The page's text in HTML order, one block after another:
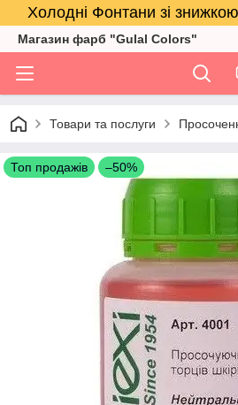
Холодні Фонтани зі
Магазин фарб "Gulal Colors"
Товари та послуги
Топ продажів –50%